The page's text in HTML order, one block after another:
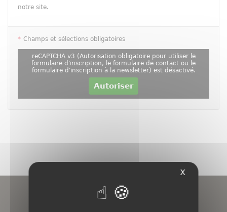
notre site.
* Champs et sélections obligatoires
reCAPTCHA v3 (Autorisation obligatoire pour utiliser le
formulaire d'inscription, le formulaire de contact ou le
formulaire d'inscription à la newsletter) est désactivé.
Autoriser
X